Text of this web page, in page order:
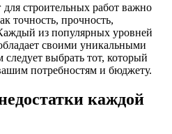
строительных работ важно
точность, прочность,
из популярных уровней
своими уникальными
выбрать тот, который
потребностям и бюджету.
каждой